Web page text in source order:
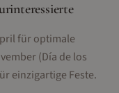
für optimale
(Día de los
einzigartige Feste.